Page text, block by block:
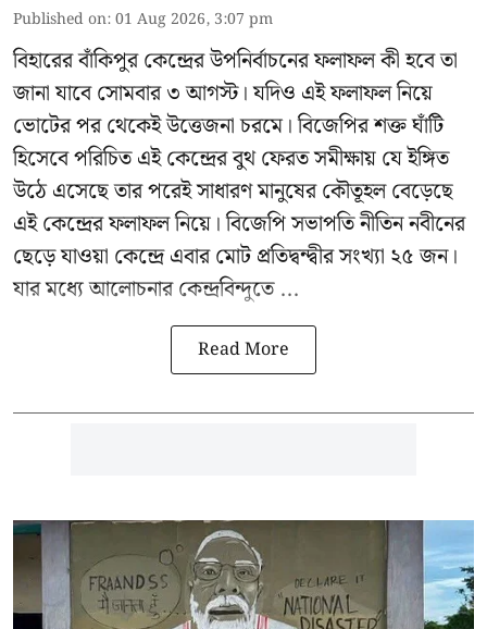
Published on:01 Aug 2026, 3:07 pm
বিহারের বাঁকিপুর কেন্দ্রের উপনির্বাচনের ফলাফল কী হবে তা
জানা যাবে সোমবার ৩ আগস্ট। যদিও এই ফলাফল নিয়ে
ভোটের পর থেকেই উত্তেজনা চরমে। বিজেপির শক্ত ঘাঁটি
হিসেবে পরিচিত এই কেন্দ্রের বুথ ফেরত সমীক্ষায় যে ইঙ্গিত
উঠে এসেছে তার পরেই সাধারণ মানুষের কৌতূহল বেড়েছে
এই কেন্দ্রের ফলাফল নিয়ে। বিজেপি সভাপতি নীতিন নবীনের
ছেড়ে যাওয়া কেন্দ্রে এবার মোট প্রতিদ্বন্দ্বীর সংখ্যা ২৫ জন।
যার মধ্যে আলোচনার কেন্দ্রবিন্দুতে ...
Read More